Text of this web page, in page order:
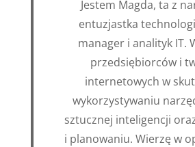
Jestem Magda, ta z
entuzjastka
manager i analityk IT.
przedsiębiorców i
internetowych w
wykorzystywaniu
sztucznej inteligencji
i planowaniu. Wierzę w